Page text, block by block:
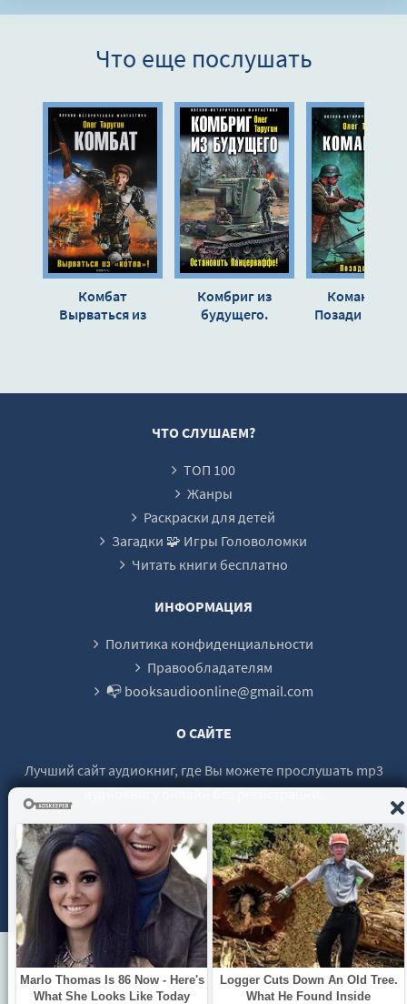
Глава 10
Глава 11
Глава 12
Глава 13
Глава 14
Эпилог
Что еще послушать
Комбат
Вырваться из
Комбриг из
будущего.
Командарм.
Позади
ЧТО СЛУШАЕМ?
ТОП 100
Жанры
Раскраски для детей
Загадки 🧩 Игры Головоломки
Читать книги бесплатно
ИНФОРМАЦИЯ
Политика конфиденциальности
Правообладателям
📭 booksaudioonline@gmail.com
О САЙТЕ
Лучший сайт аудиокниг, где Вы можете прослушать mp3
© 2021 - 2026 booksaudio-online.com Все права защищены.